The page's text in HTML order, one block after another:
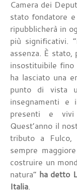
Camera dei
stato fondatore
ripubblicherà in
più significativi.
assenza. È
insostituibile fino
ha lasciato una
punto di vista
insegnamenti e
presenti e vivi
Quest’anno il
tributo a Fulco,
sempre
costruire un
natura” ha detto
Italia.